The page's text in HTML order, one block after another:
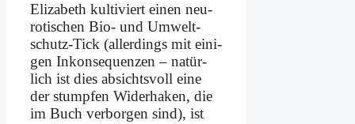
Eliza­beth kul­ti­viert ei­nen neu­
ro­ti­schen Bio- und Um­welt­
schutz-Tick (al­ler­dings mit ei­ni­
gen In­kon­se­quen­zen – na­tür­
lich ist dies ab­sichts­voll ei­ne
der stump­fen Wi­der­ha­ken, die
im Buch ver­bor­gen sind), ist